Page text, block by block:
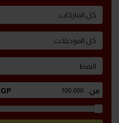
كل الماركات
كل الموديلات
النمط